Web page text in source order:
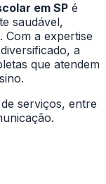
em SP é
saudável,
a expertise
a
que atendem
serviços, entre